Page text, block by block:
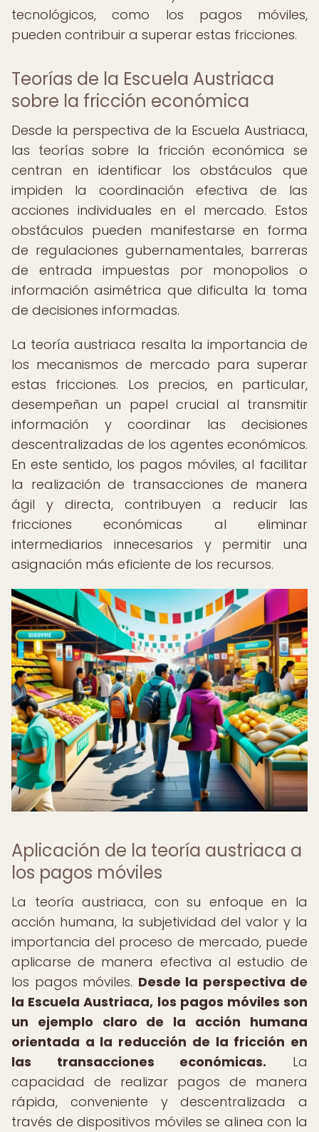
tecnológicos, como los pagos móviles,
pueden contribuir a superar estas fricciones.
Teorías de la Escuela Austriaca
sobre la fricción económica
Desde la perspectiva de la Escuela Austriaca,
las teorías sobre la fricción económica se
centran en identificar los obstáculos que
impiden la coordinación efectiva de las
acciones individuales en el mercado. Estos
obstáculos pueden manifestarse en forma
de regulaciones gubernamentales, barreras
de entrada impuestas por monopolios o
información asimétrica que dificulta la toma
de decisiones informadas.
La teoría austriaca resalta la importancia de
los mecanismos de mercado para superar
estas fricciones. Los precios, en particular,
desempeñan un papel crucial al transmitir
información y coordinar las decisiones
descentralizadas de los agentes económicos.
En este sentido, los pagos móviles, al facilitar
la realización de transacciones de manera
ágil y directa, contribuyen a reducir las
fricciones económicas al eliminar
intermediarios innecesarios y permitir una
asignación más eficiente de los recursos.
Aplicación de la teoría austriaca a
los pagos móviles
La teoría austriaca, con su enfoque en la
acción humana, la subjetividad del valor y la
importancia del proceso de mercado, puede
aplicarse de manera efectiva al estudio de
los pagos móviles. Desde la perspectiva de
la Escuela Austriaca, los pagos móviles son
un ejemplo claro de la acción humana
orientada a la reducción de la fricción en
las transacciones económicas. La
capacidad de realizar pagos de manera
rápida, conveniente y descentralizada a
través de dispositivos móviles se alinea con la